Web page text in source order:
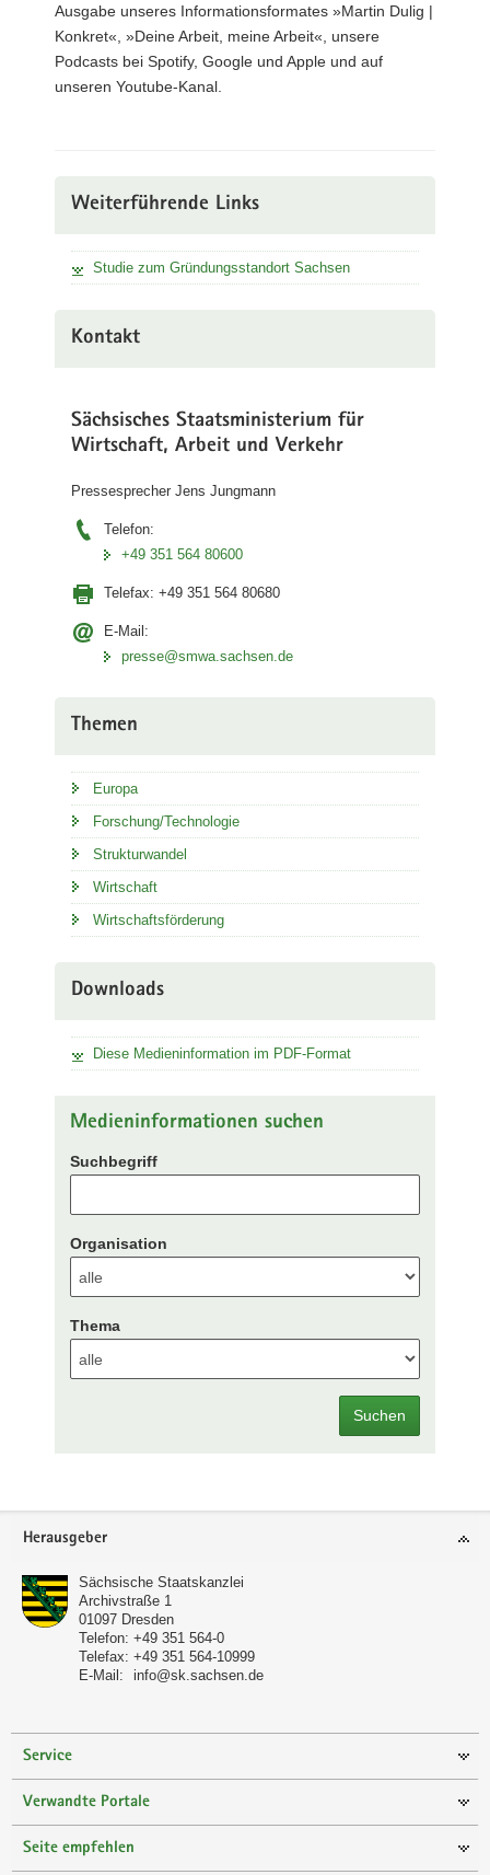
Ausgabe unseres Informationsformates »Martin Dulig |
Konkret«, »Deine Arbeit, meine Arbeit«, unsere
Podcasts bei Spotify, Google und Apple und auf
unseren Youtube-Kanal.
Weiterführende Links
Studie zum Gründungsstandort Sachsen
Kontakt
Sächsisches Staatsministerium für
Wirtschaft, Arbeit und Verkehr
Pressesprecher Jens Jungmann
Telefon:
+49 351 564 80600
Telefax: +49 351 564 80680
E-Mail:
presse@smwa.sachsen.de
Themen
Europa
Forschung/Technologie
Strukturwandel
Wirtschaft
Wirtschaftsförderung
Downloads
Diese Medieninformation im PDF-Format
Medieninformationen suchen
Suchbegriff
Organisation
Thema
Suchen
Footer-
Herausgeber
Sächsische Staatskanzlei
Archivstraße 1
01097 Dresden
Telefon: +49 351 564-0
Telefax: +49 351 564-10999
E-Mail:
info@sk.sachsen.de
Service
Verwandte Portale
Seite empfehlen